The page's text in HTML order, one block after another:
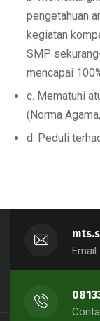
pengetahuan
kegiatan
SMP
mencapai
c. Mematuhi
(Norma
d. Peduli
Email